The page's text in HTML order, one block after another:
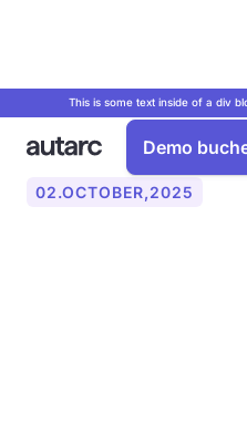
This is some text inside of a div
Demo
02.OCTOBER,2025